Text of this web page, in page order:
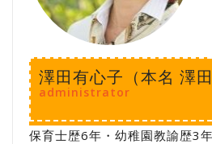
澤田有心子（本名 澤田
administrator
保育士歴6年・幼稚園教諭歴3